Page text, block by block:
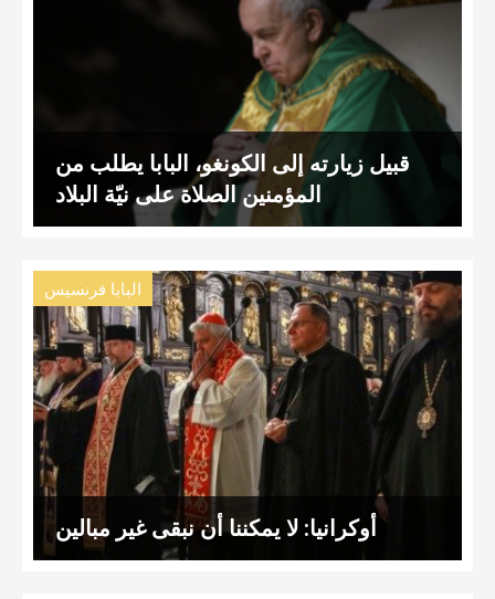
قبيل زيارته إلى الكونغو، البابا يطلب من
المؤمنين الصلاة على نيّة البلاد
البابا فرنسيس
أوكرانيا: لا يمكننا أن نبقى غير مبالين